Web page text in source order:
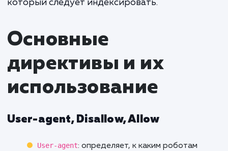
сайта.
Пример базового файла robots.txt:
User-agent: * Disallow: /private/ Allow:
ЗдесьUser-agent: *говорит, что